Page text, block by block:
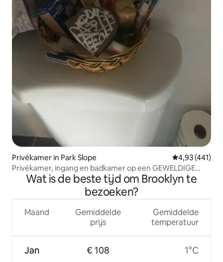
Privékamer in Park Slope Gemiddelde
4,93 (441)
Privékamer, ingang en badkamer op een GEWELDIGE
locatieWat is de beste tijd om Brooklyn te
bezoeken?
Maand
Jan
Gemiddelde
prijs
€ 108
Gemiddelde
temperatuur
1°C